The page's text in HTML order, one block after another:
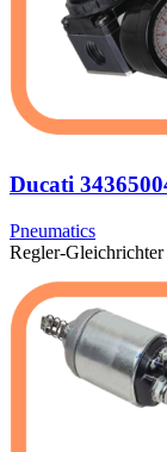
Ducati
Pneumatics
Regler-Gleichrichter